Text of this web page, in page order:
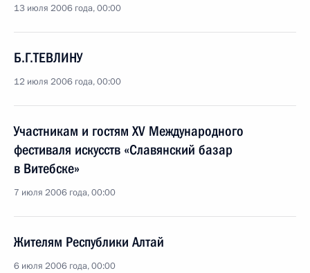
13 июля 2006 года, 00:00
Б.Г.ТЕВЛИНУ
12 июля 2006 года, 00:00
Участникам и гостям XV Международного
фестиваля искусств «Славянский базар
в Витебске»
7 июля 2006 года, 00:00
Жителям Республики Алтай
6 июля 2006 года, 00:00